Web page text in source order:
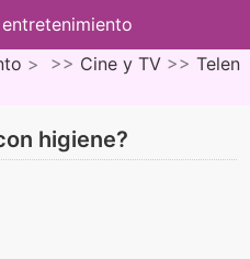
> >> Cine y TV >> Telen
higiene?